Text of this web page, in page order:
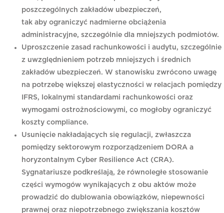
poszczególnych zakładów ubezpieczeń,
tak aby ograniczyć nadmierne obciążenia
administracyjne, szczególnie dla mniejszych podmiotów.
Uproszczenie zasad rachunkowości i audytu, szczególnie
z uwzględnieniem potrzeb mniejszych i średnich
zakładów ubezpieczeń. W stanowisku zwrócono uwagę
na potrzebę większej elastyczności w relacjach pomiędzy
IFRS, lokalnymi standardami rachunkowości oraz
wymogami ostrożnościowymi, co mogłoby ograniczyć
koszty compliance.
Usunięcie nakładających się regulacji, zwłaszcza
pomiędzy sektorowym rozporządzeniem DORA a
horyzontalnym Cyber Resilience Act (CRA).
Sygnatariusze podkreślają, że równoległe stosowanie
części wymogów wynikających z obu aktów może
prowadzić do dublowania obowiązków, niepewności
prawnej oraz niepotrzebnego zwiększania kosztów